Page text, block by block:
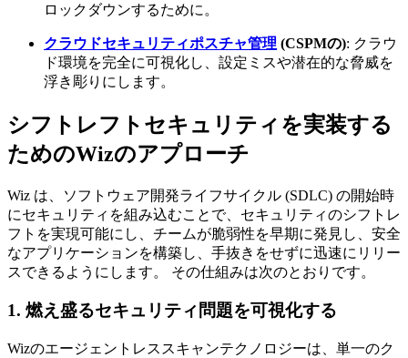
ロックダウンするために。
クラウドセキュリティポスチャ管理 (CSPMの): クラウ
ド環境を完全に可視化し、設定ミスや潜在的な脅威を
浮き彫りにします。
シフトレフトセキュリティを実装する
ためのWizのアプローチ
Wiz は、ソフトウェア開発ライフサイクル (SDLC) の開始時
にセキュリティを組み込むことで、セキュリティのシフトレ
フトを実現可能にし、チームが脆弱性を早期に発見し、安全
なアプリケーションを構築し、手抜きをせずに迅速にリリー
スできるようにします。 その仕組みは次のとおりです。
1. 燃え盛るセキュリティ問題を可視化する
Wizのエージェントレススキャンテクノロジーは、単一のク